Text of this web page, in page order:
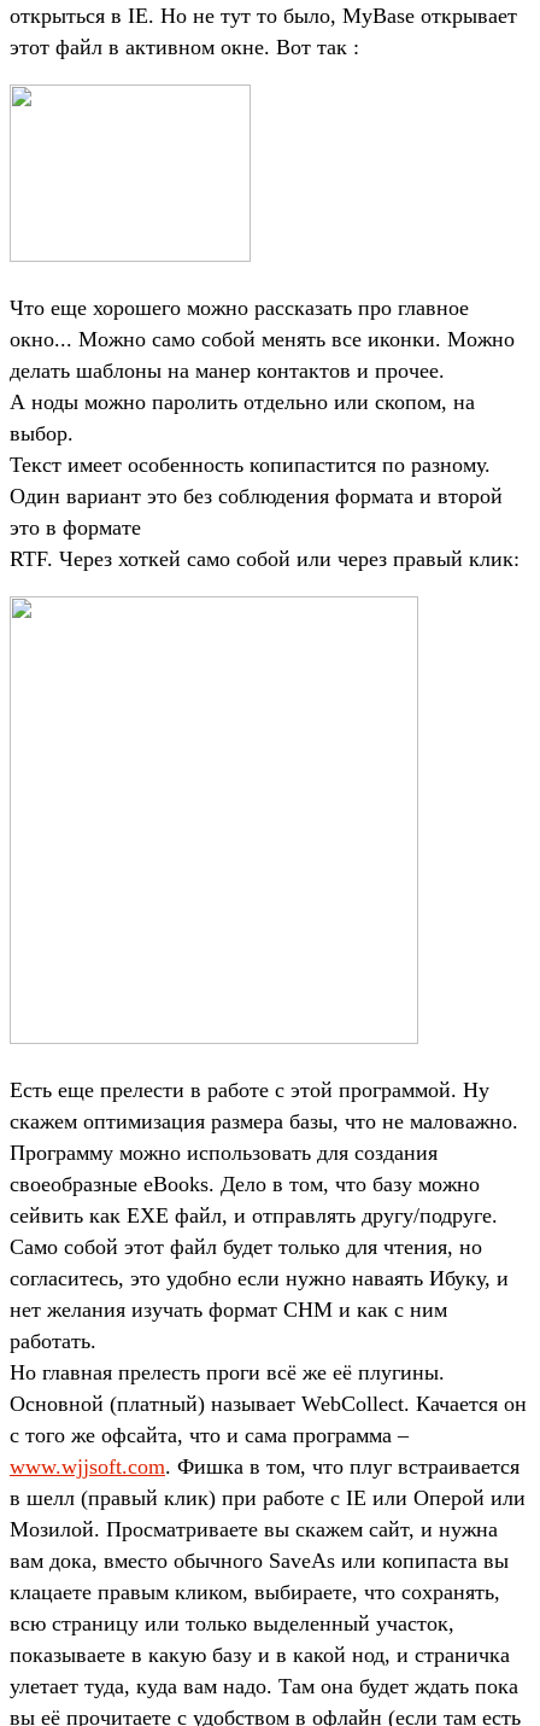
открыться в IE. Но не тут то было, MyBase открывает
этот файл в активном окне. Вот так :
Что еще хорошего можно рассказать про главное
окно... Можно само собой менять все иконки. Можно
делать шаблоны на манер контактов и прочее.
А ноды можно паролить отдельно или скопом, на
выбор.
Текст имеет особенность копипастится по разному.
Один вариант это без соблюдения формата и второй
это в формате
RTF. Через хоткей само собой или через правый клик:
Есть еще прелести в работе с этой программой. Ну
скажем оптимизация размера базы, что не маловажно.
Программу можно использовать для создания
своеобразные eBooks. Дело в том, что базу можно
сейвить как EXE файл, и отправлять другу/подруге.
Само собой этот файл будет только для чтения, но
согласитесь, это удобно если нужно наваять Ибуку, и
нет желания изучать формат CHM и как с ним
работать.
Но главная прелесть проги всё же её плугины.
Основной (платный) называет WebCollect. Качается он
с того же офсайта, что и сама программа –
www.wjjsoft.com. Фишка в том, что плуг встраивается
в шелл (правый клик) при работе с IE или Оперой или
Мозилой. Просматриваете вы скажем сайт, и нужна
вам дока, вместо обычного SaveAs или копипаста вы
клацаете правым кликом, выбираете, что сохранять,
всю страницу или только выделенный участок,
показываете в какую базу и в какой нод, и страничка
улетает туда, куда вам надо. Там она будет ждать пока
вы её прочитаете с удобством в офлайн (если там есть